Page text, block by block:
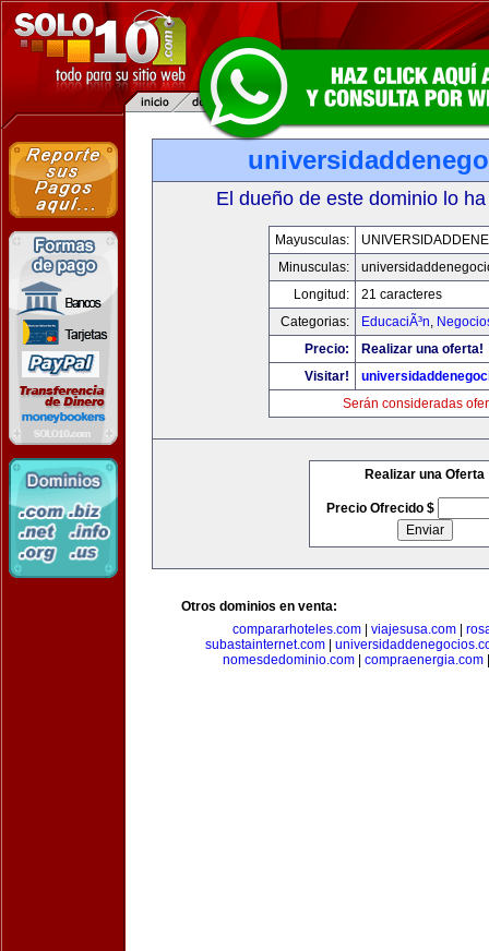
El dueño de este dominio lo
Mayusculas:
Minusculas:
Longitud:
21 caracteres
Categorias:
EducaciÃ³n,
Precio:
Realizar una oferta!
Visitar!
Serán consideradas
Realizar una Oferta
Precio Ofrecido $
Otros dominios en venta:
compararhoteles.com| viajesusa.com|
subastainternet.com|
nomesdedominio.com| compraenergia.com